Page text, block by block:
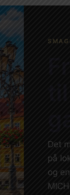
Det
på
og